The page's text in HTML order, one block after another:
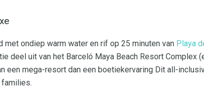
met ondiep warm water en rif op 25 minuten van Playa
deel uit van het Barceló Maya Beach Resort Complex
een mega-resort dan een boetiekervaring Dit all-
families.